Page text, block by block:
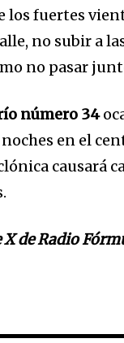
los fuertes
no subir a
no pasar
número 34
en el
causará
X de Radio